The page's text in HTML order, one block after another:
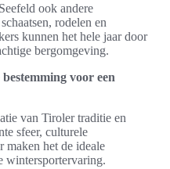
ook andere
rodelen en
kunnen het hele jaar door
bergomgeving.
voor een
van Tiroler traditie en
sfeer, culturele
maken het de ideale
wintersportervaring.